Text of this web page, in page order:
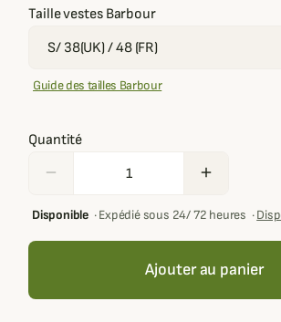
Taille vestes Barbour
Guide des tailles Barbour
Quantité
remove add
Disponible·Expédié sous 24/ 72 heures ·
Ajouter au panier